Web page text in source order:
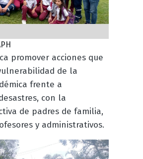
promover acciones que
de la
frente a
con la
de padres de familia,
y administrativos.